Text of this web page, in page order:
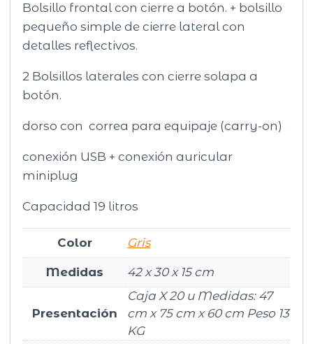
Bolsillo frontal con cierre a botón. + bolsillo
pequeño simple de cierre lateral con
detalles reflectivos.
2 Bolsillos laterales con cierre solapa a
botón.
dorso con correa para equipaje (carry-on)
conexión USB + conexión auricular
miniplug
Capacidad 19 litros
Color Gris
Medidas 42 x 30 x 15 cm
Presentación
Caja X 20 u Medidas: 47
cm x 75 cm x 60 cm Peso 13
KG